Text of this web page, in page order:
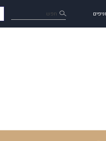
חפש